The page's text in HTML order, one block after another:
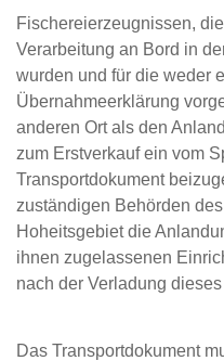
Fischereierzeugnissen,
Verarbeitung an Bord in
wurden und für die weder
Übernahmeerklärung
anderen Ort als den
zum Erstverkauf ein vom
Transportdokument
zuständigen Behörden
Hoheitsgebiet die
ihnen zugelassenen
nach der Verladung
Das Transportdokument